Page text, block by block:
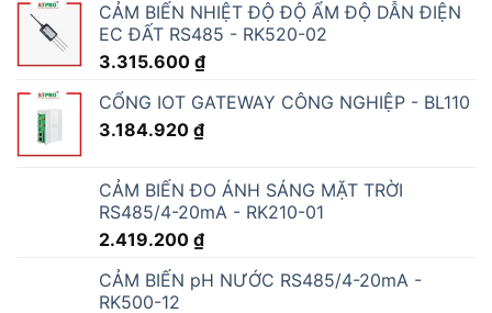
CẢM BIẾN NHIỆT ĐỘ ĐỘ ẨM ĐỘ DẪN ĐIỆN
EC ĐẤT RS485 - RK520-02
3.315.600 ₫
CỔNG IOT GATEWAY CÔNG NGHIỆP - BL110
3.184.920 ₫
CẢM BIẾN ĐO ÁNH SÁNG MẶT TRỜI
RS485/4-20mA - RK210-01
2.419.200 ₫
CẢM BIẾN pH NƯỚC RS485/4-20mA -
RK500-12